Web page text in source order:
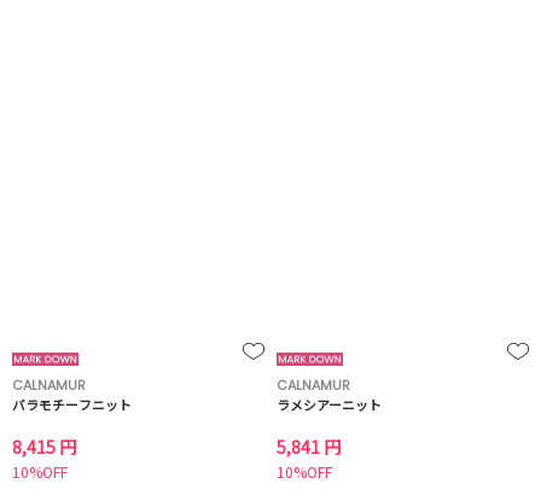
CALNAMUR
バラモチーフニット
8,415 円
10%OFF
CALNAMUR
ラメシアーニット
5,841 円
10%OFF